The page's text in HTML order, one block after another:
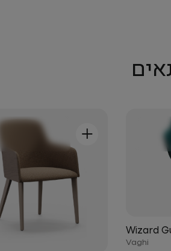
Wizard
Vaghi
+